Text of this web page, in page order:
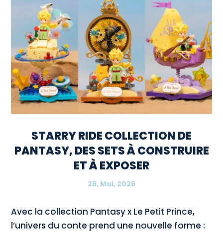
STARRY RIDE COLLECTION DE
PANTASY, DES SETS À CONSTRUIRE
ET À EXPOSER
26, Mai, 2026
Avec la collection Pantasy x Le Petit Prince,
l’univers du conte prend une nouvelle forme :